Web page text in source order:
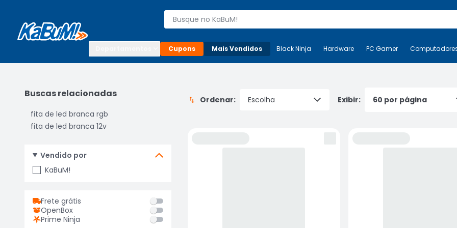
Buscar produtos
Cupons Mais Vendidos Mais-v- Black Ninja Hardware PC Gamer
Black Ninja Hardware PC Gamer
Buscas relacionadas
fita de led branca rgb
fita de led branca 12v
Vendido por
KaBuM!
Frete grátis
OpenBox
Prime Ninja
Ordenar: Exibir: